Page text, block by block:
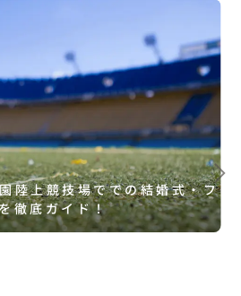
陸上競技場ででの結婚式・フ
徹底ガイド！